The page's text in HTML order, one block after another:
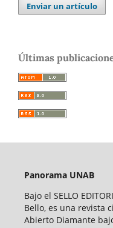
Enviar un artículo
Últimas
Panorama UNAB
Bajo el SELLO
Bello, es una revista
Abierto Diamante